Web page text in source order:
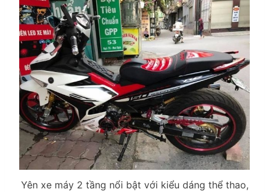
Yên xe máy 2 tầng nổi bật với kiểu dáng thể thao,